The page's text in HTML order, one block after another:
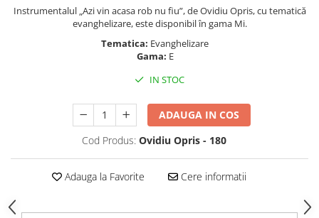
Instrumentalul „Azi vin acasa rob nu fiu”, de Ovidiu Opris, cu tematică
evanghelizare, este disponibil în gama Mi.
Tematica: Evanghelizare
Gama: E
IN STOC
ADAUGA IN COS
Cod Produs: Ovidiu Opris - 180
Adauga la Favorite Cere informatii